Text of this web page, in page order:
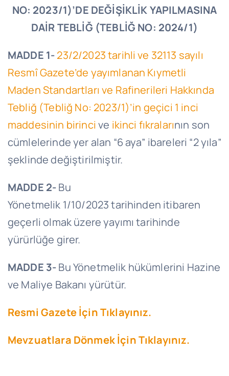
NO: 2023/1)’DE DEĞİŞİKLİK YAPILMASINA
DAİR TEBLİĞ (TEBLİĞ NO: 2024/1)
MADDE 1-23/2/2023 tarihli ve 32113 sayılı
Resmî Gazete’de yayımlanan Kıymetli
Maden Standartları ve Rafinerileri Hakkında
Tebliğ (Tebliğ No: 2023/1)’in geçici 1 inci
maddesinin birinci ve ikinci fıkralarının son
cümlelerinde yer alan “6 aya” ibareleri “2 yıla”
şeklinde değiştirilmiştir.
MADDE 2-Bu
Yönetmelik 1/10/2023 tarihinden itibaren
geçerli olmak üzere yayımı tarihinde
yürürlüğe girer.
MADDE 3-Bu Yönetmelik hükümlerini Hazine
ve Maliye Bakanı yürütür.
Resmi Gazete İçin Tıklayınız.
Mevzuatlara Dönmek İçin Tıklayınız.